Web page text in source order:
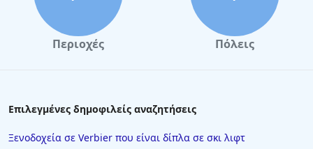
Περιοχές Πόλεις
Επιλεγμένες δημοφιλείς αναζητήσεις
Ξενοδοχεία σε Verbier που είναι δίπλα σε σκι λιφτ